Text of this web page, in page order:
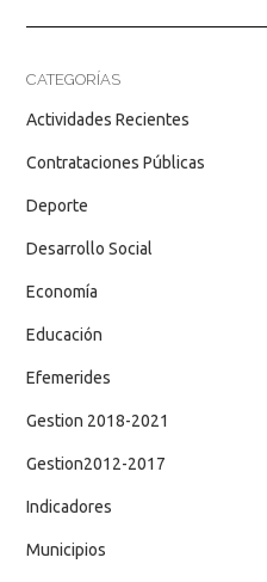
CATEGORÍAS
Actividades Recientes
Contrataciones Públicas
Deporte
Desarrollo Social
Economía
Educación
Efemerides
Gestion 2018-2021
Gestion2012-2017
Indicadores
Municipios